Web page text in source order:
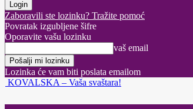
Zaboravili ste lozinku? Tražite pomoć
Povratak izgubljene šifre
Oporavite vašu lozinku
vaš email
Lozinka će vam biti poslata emailom
KOVALSKA – Vaša svaštara!